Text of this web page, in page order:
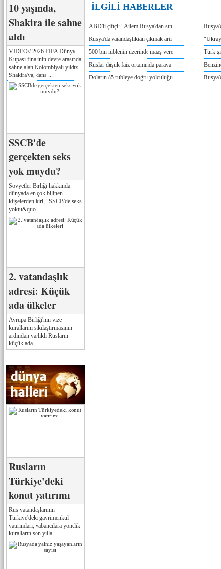
10 yaşında,
Shakira ile sahne
aldı
VIDEO// 2026 FIFA Dünya
Kupası finalinin devre arasında
sahne alan Kolombiyalı yıldız
Shakira'ya, dans ...
SSCB'de
gerçekten seks
yok muydu?
Sovyetler Birliği hakkında
dünyada en çok bilinen
klişelerden biri, "SSCB'de seks
yoktu&quo...
2. vatandaşlık
adresi: Küçük
ada ülkeler
Avrupa Birliği'nin vize
kurallarını sıkılaştırmasının
ardından varlıklı Rusların
küçük ada ...
Rusların
Türkiye'deki
konut yatırımı
Rus vatandaşlarının
Türkiye'deki gayrimenkul
yatırımları, yabancılara yönelik
kuralların son yılla...
İLGİLİ HABERLER
ABD'li çiftçi: "Ailem Rusya'dan sın
Rusya'da vatandaşlıktan çıkmak artı
500 bin rublenin üzerinde maaş vere
Türk
Ruslar düşük faiz ortamında paraya
Doların 85 rubleye doğru yolculuğu